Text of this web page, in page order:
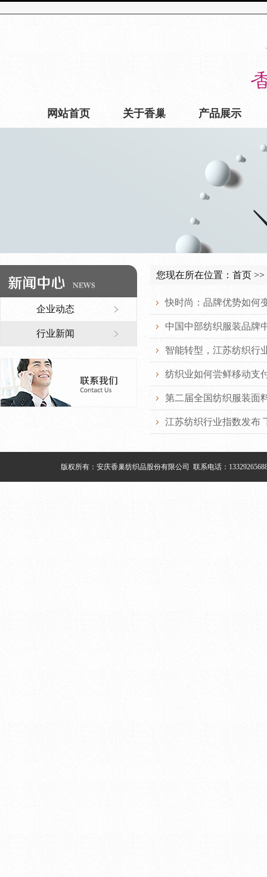
网站首页 关于香巢
产品展示
企业动态
行业新闻
您现在所在位置： 首页 >>
快时尚：品牌优势如何
中国中部纺织服装品牌
智能转型，江苏纺织行
纺织业如何尝鲜移动支
第二届全国纺织服装面
江苏纺织行业指数发布
版权所有：安庆香巢纺织品股份有限公司 联系电话：